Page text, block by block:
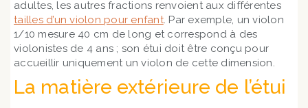
adultes, les autres fractions renvoient aux différentes
tailles d’un violon pour enfant. Par exemple, un violon
1/10 mesure 40 cm de long et correspond à des
violonistes de 4 ans ; son étui doit être conçu pour
accueillir uniquement un violon de cette dimension.
La matière extérieure de l’étui